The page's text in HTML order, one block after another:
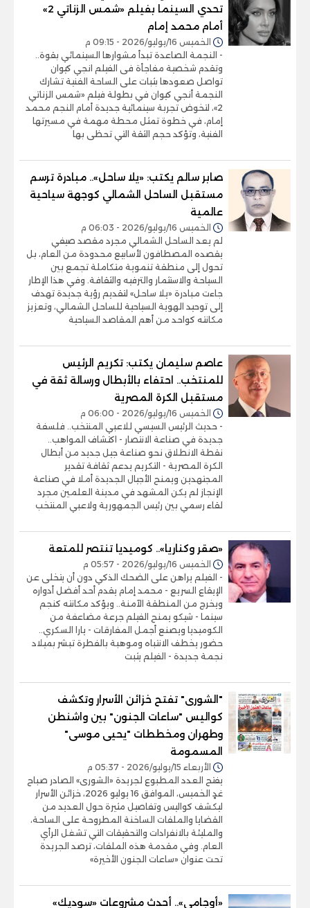
تحدي السينما بفيلم «شمس الزناتي 2»
أمام محمد إمام
الخميس 16/يوليو/2026 - 09:15 م
- النجمة الصاعدة تبدأ مشوارها السينمائي بقوة..
وتقدم شخصية مفاجأة فى الفيلم انجي كيوان
تواصل صعودها بثبات على الساحة الفنية تشارك
النجمة أنجي كيوان في بطولة فيلم «شمس الزناتي
2»، لتخوض تجربة سينمائية جديدة أمام النجم محمد
إمام، في خطوة تمثل محطة مهمة في مسيرتها
الفنية، وتؤكد حجم الثقة التي تحظى بها
صابر سالم يكتب: «يلا ساحل».. مبادرة ترسم
مستقبل الساحل الشمالي كوجهة سياحية
عالمية
الخميس 16/يوليو/2026 - 06:03 م
لم يعد الساحل الشمالي مجرد مقصد صيفي
يقصده المصطافون لأسابيع محدودة من العام، بل
تحول إلى منطقة تنموية متكاملة تجمع بين
السياحة والاستثمار والترفيه والثقافة. وفي هذا الإطار
جاءت مبادرة «يلا ساحل» لتقديم رؤية جديدة تهدف
إلى توحيد الهوية السياحية للساحل الشمالي، وتعزيز
مكانته كواحد من أهم المقاصد السياحية
عاصم سليمان يكتب: تكريم الرئيس
للمنتخب.. احتفاء بالأبطال ورسالة ثقة في
مستقبل الكرة المصرية
الخميس 16/يوليو/2026 - 06:00 م
- حديث الرئيس السيسي للاعبي المنتخب.. فلسفة
جديدة في صناعة الانتصار - اكتشاف المواهب..
نقطة الانطلاق نحو صناعة جيل جديد من أبطال
الكرة المصرية - التكريم يدعم ثقافة تقدير
المجتهدين ويمنح الأجيال الجديدة أملا في صناعة
الإنجاز لم يكن المشهد في مدينة العلمين مجرد
لقاء رسمي بين رئيس الجمهورية ولاعبي المنتخب
«صقر وكناريا».. كوميديا تنتصر للمتعة
الخميس 16/يوليو/2026 - 05:57 م
- الفيلم يراهن على الضحك الذكي دون أن يتخلى عن
الإيقاع السريع - محمد إمام يقدم أحد أفضل أدواره
ويخرج من المنطقة الآمنة.. ويؤكد مكانته كنجم
سينما - شيكو يمنح الفيلم جرعة مضاعفة من
الكوميديا ويصنع أجمل المفارقات - يارا السكري..
حضور يخطف الانتباه وموهبة بالفطرة تبشر بميلاد
نجمة جديدة - الفيلم يثبت
"الشورى" تفتح خزائن الأسرار وتكشف
كواليس "ساعات الجنون" بين واشنطن
وطهران ومخططات "يحيى موسى"
المسمومة
الأربعاء 15/يوليو/2026 - 05:37 م
يفتح العدد المطبوع لجريدة «الشورى» الصادر صباح
غدٍ الخميس، الموافق 16 يوليو 2026، خزائن الأسرار
ليكشف كواليس وتفاصيل مثيرة حول العديد من
القضايا والملفات الساخنة المطروحة على الساحة،
والمليئة بالانفرادات والتحقيقات التي تشغل الرأي
العام. وفي مقدمة هذه الملفات، ترصد الجريدة
تحت عنوان «ساعات الجنون الأخيرة»
«أوجامي».. أحدث مشروعات «سوديك»